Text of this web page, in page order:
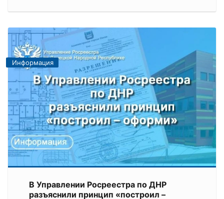
Информация
В Управлении Росреестра по ДНР
разъяснили принцип «построил –